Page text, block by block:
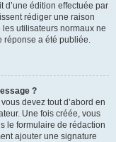
d’une édition effectuée par
rédiger une raison
utilisateurs normaux ne
réponse a été publiée.
?
devez tout d’abord en
Une fois créée, vous
le formulaire de rédaction
ajouter une signature